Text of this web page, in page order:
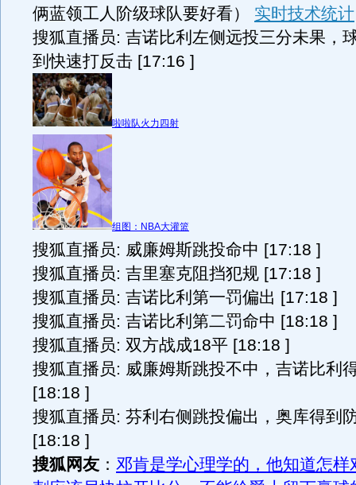
俩蓝领工人阶级球队要好看） 实时技术统计
搜狐直播员: 吉诺比利左侧远投三分未果，
到快速打反击 [17:16 ]
啦啦队火力四射
组图：NBA大灌篮
搜狐直播员: 威廉姆斯跳投命中 [17:18 ]
搜狐直播员: 吉里塞克阻挡犯规 [17:18 ]
搜狐直播员: 吉诺比利第一罚偏出 [17:18 ]
搜狐直播员: 吉诺比利第二罚命中 [18:18 ]
搜狐直播员: 双方战成18平 [18:18 ]
搜狐直播员: 威廉姆斯跳投不中，吉诺比利
[18:18 ]
搜狐直播员: 芬利右侧跳投偏出，奥库得到
[18:18 ]
搜狐网友 ： 邓肯是学心理学的，他知道怎样